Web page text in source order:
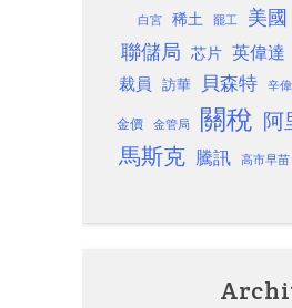
白宮 稀土 罷工 美國
聯儲局 芯片 英偉達
裁員 訪華 貝森特 辛
金價 金管局 關稅 阿
馬斯克 騰訊 高市早苗